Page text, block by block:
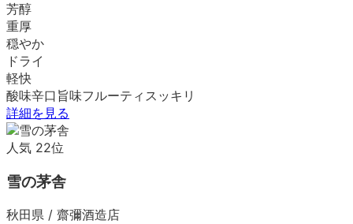
芳醇
重厚
穏やか
ドライ
軽快
酸味辛口 旨味フルーティ スッキリ
詳細を見る
人気 22位
雪の茅舎
秋田県 / 齋彌酒造店